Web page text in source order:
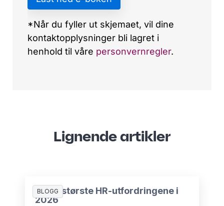
Lignende artikler
BLOGG
De 10 største HR-utfordringene i
2026